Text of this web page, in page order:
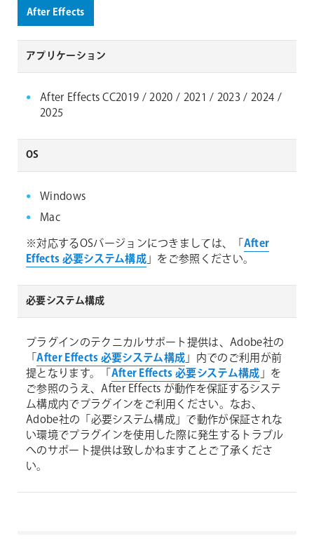
After Effects
アプリケーション
After Effects CC2019 / 2020 / 2021 / 2023 / 2024 /
2025
OS
Windows
Mac
※対応するOSバージョンにつきましては、「 After
Effects 必要システム構成」をご参照ください。
必要システム構成
プラグインのテクニカルサポート提供は、Adobe社の
「After Effects 必要システム構成」内でのご利用が前
提となります。「 After Effects 必要システム構成 」を
ご参照のうえ、After Effects が動作を保証するシステ
ム構成内でプラグインをご利用ください。なお、
Adobe社の「必要システム構成」で動作が保証されな
い環境でプラグインを使用した際に発生するトラブル
へのサポート提供は致しかねますことご了承くださ
い。